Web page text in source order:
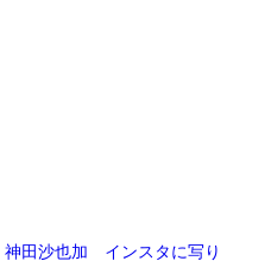
神田沙也加 インスタに写り